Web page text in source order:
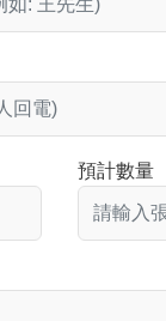
預計數量